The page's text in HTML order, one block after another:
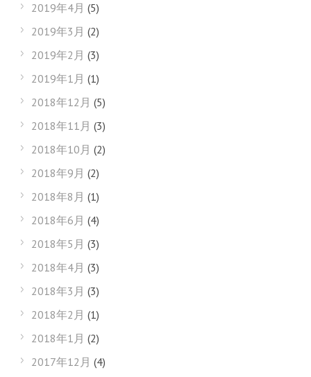
2019年4月 (5)
2019年3月 (2)
2019年2月 (3)
2019年1月 (1)
2018年12月 (5)
2018年11月 (3)
2018年10月 (2)
2018年9月 (2)
2018年8月 (1)
2018年6月 (4)
2018年5月 (3)
2018年4月 (3)
2018年3月 (3)
2018年2月 (1)
2018年1月 (2)
2017年12月 (4)